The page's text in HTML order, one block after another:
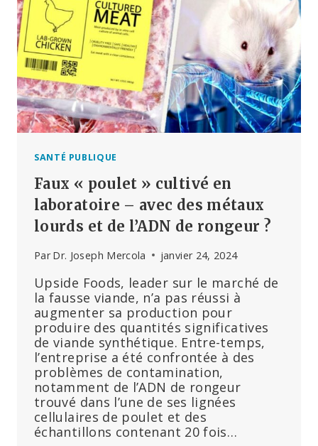
VOTRE
ALIMENTATION
?
DÉTROMPEZ-
SANTÉ PUBLIQUE
Faux « poulet » cultivé en
laboratoire – avec des métaux
lourds et de l’ADN de rongeur ?
Par Dr. Joseph Mercola janvier 24, 2024
Upside Foods, leader sur le marché de
la fausse viande, n’a pas réussi à
augmenter sa production pour
produire des quantités significatives
de viande synthétique. Entre-temps,
l’entreprise a été confrontée à des
problèmes de contamination,
notamment de l’ADN de rongeur
trouvé dans l’une de ses lignées
cellulaires de poulet et des
échantillons contenant 20 fois…